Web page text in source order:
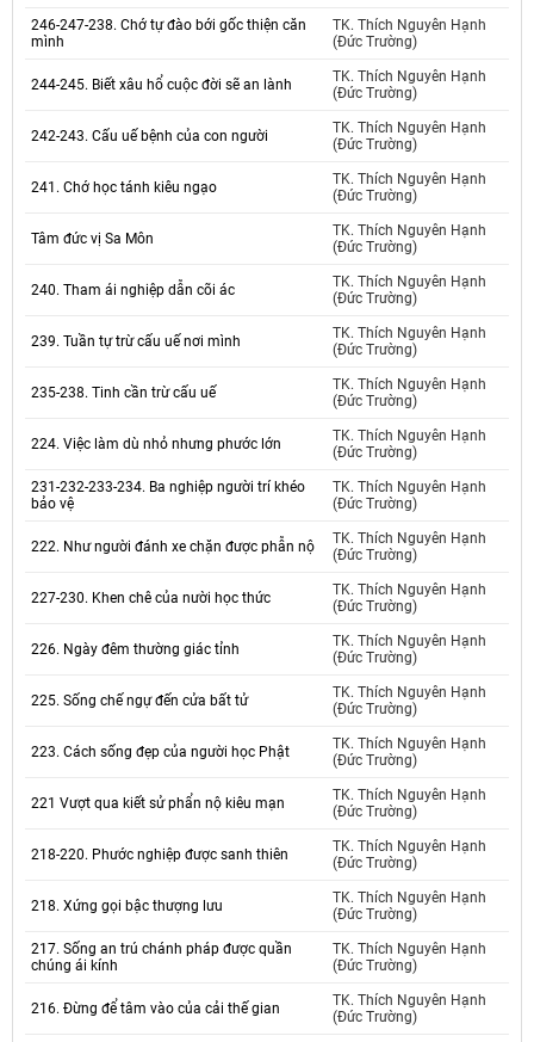
246-247-238. Chớ tự đào bới gốc thiện căn
mình
TK. Thích Nguyên Hạnh
(Đức Trường)
244-245. Biết xâu hổ cuộc đời sẽ an lành
TK. Thích Nguyên Hạnh
(Đức Trường)
242-243. Cấu uế bệnh của con người
TK. Thích Nguyên Hạnh
(Đức Trường)
241. Chớ học tánh kiêu ngạo
TK. Thích Nguyên Hạnh
(Đức Trường)
Tâm đức vị Sa Môn
TK. Thích Nguyên Hạnh
(Đức Trường)
240. Tham ái nghiệp dẫn cõi ác
TK. Thích Nguyên Hạnh
(Đức Trường)
239. Tuần tự trừ cấu uế nơi mình
TK. Thích Nguyên Hạnh
(Đức Trường)
235-238. Tinh cần trừ cấu uế
TK. Thích Nguyên Hạnh
(Đức Trường)
224. Việc làm dù nhỏ nhưng phước lớn
TK. Thích Nguyên Hạnh
(Đức Trường)
231-232-233-234. Ba nghiệp người trí khéo
bảo vệ
TK. Thích Nguyên Hạnh
(Đức Trường)
222. Như người đánh xe chặn được phẫn nộ
TK. Thích Nguyên Hạnh
(Đức Trường)
227-230. Khen chê của nười học thức
TK. Thích Nguyên Hạnh
(Đức Trường)
226. Ngày đêm thường giác tỉnh
TK. Thích Nguyên Hạnh
(Đức Trường)
225. Sống chế ngự đến cửa bất tử
TK. Thích Nguyên Hạnh
(Đức Trường)
223. Cách sống đẹp của người học Phật
TK. Thích Nguyên Hạnh
(Đức Trường)
221 Vượt qua kiết sử phẩn nộ kiêu mạn
TK. Thích Nguyên Hạnh
(Đức Trường)
218-220. Phước nghiệp được sanh thiên
TK. Thích Nguyên Hạnh
(Đức Trường)
218. Xứng gọi bậc thượng lưu
TK. Thích Nguyên Hạnh
(Đức Trường)
217. Sống an trú chánh pháp được quần
chúng ái kính
TK. Thích Nguyên Hạnh
(Đức Trường)
216. Đừng để tâm vào của cải thế gian
TK. Thích Nguyên Hạnh
(Đức Trường)